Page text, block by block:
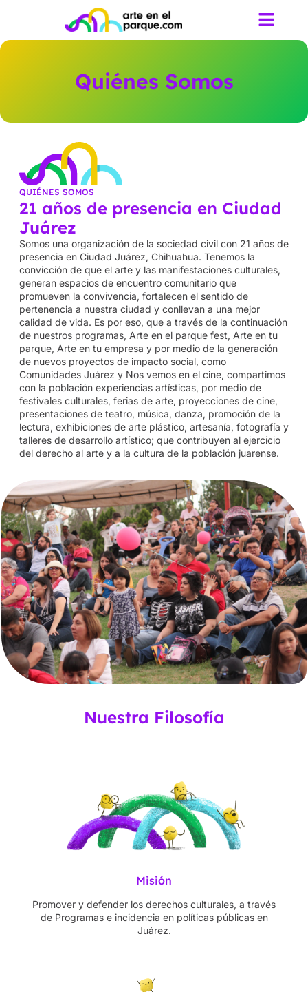
Quiénes Somos
QUIÉNES SOMOS
21 años de presencia en Ciudad
Juárez
Somos una organización de la sociedad civil con 21 años de
presencia en Ciudad Juárez, Chihuahua. Tenemos la
convicción de que el arte y las manifestaciones culturales,
generan espacios de encuentro comunitario que
promueven la convivencia, fortalecen el sentido de
pertenencia a nuestra ciudad y conllevan a una mejor
calidad de vida. Es por eso, que a través de la continuación
de nuestros programas, Arte en el parque fest, Arte en tu
parque, Arte en tu empresa y por medio de la generación
de nuevos proyectos de impacto social, como
Comunidades Juárez y Nos vemos en el cine, compartimos
con la población experiencias artísticas, por medio de
festivales culturales, ferias de arte, proyecciones de cine,
presentaciones de teatro, música, danza, promoción de la
lectura, exhibiciones de arte plástico, artesanía, fotografía y
talleres de desarrollo artístico; que contribuyen al ejercicio
del derecho al arte y a la cultura de la población juarense.
Nuestra Filosofía
Misión
Promover y defender los derechos culturales, a través
de Programas e incidencia en políticas públicas en
Juárez.